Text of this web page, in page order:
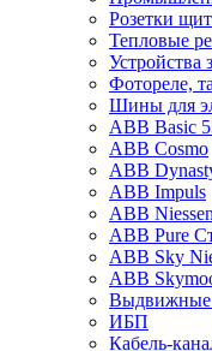
Розетки
Тепловые
Устройства
Фотореле,
Шины для
ABB Basic
ABB Cosmo
ABB
ABB Impuls
ABB
ABB Pure
ABB Sky
ABB
Выдвижные
ИБП
Кабель-